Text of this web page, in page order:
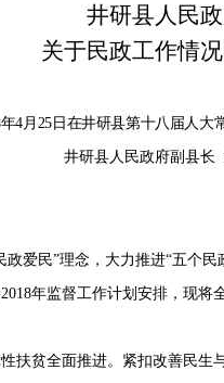
井研县人民
关于民政工作情
年4月 25日在井研县第十八届人大
井研县人民政府副县长
政爱民”理念，大力推进“五个民
2018年监督工作计划安排，现将
扶贫全面推进。紧扣改善民生